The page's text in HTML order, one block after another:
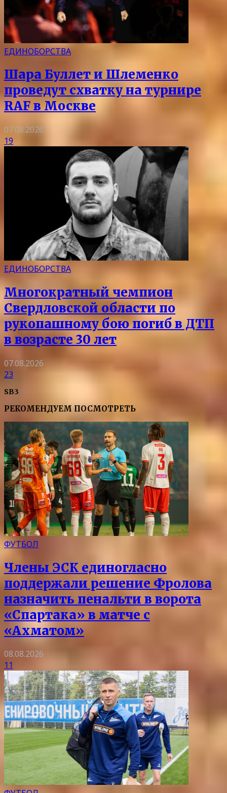
ЕДИНОБОРСТВА
Шара Буллет и Шлеменко
проведут схватку на турнире
RAF в Москве
07.08.2026
19
ЕДИНОБОРСТВА
Многократный чемпион
Свердловской области по
рукопашному бою погиб в ДТП
в возрасте 30 лет
07.08.2026
23
SB3
РЕКОМЕНДУЕМ ПОСМОТРЕТЬ
ФУТБОЛ
Члены ЭСК единогласно
поддержали решение Фролова
назначить пенальти в ворота
«Спартака» в матче с
«Ахматом»
08.08.2026
11